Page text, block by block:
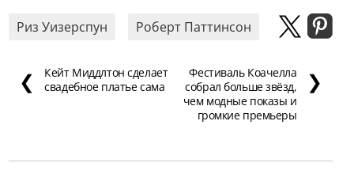
Риз Уизерспун Роберт Паттинсон
❮
Кейт Миддлтон сделает
свадебное платье сама
Фестиваль Коачелла
собрал больше звёзд,
чем модные показы и
громкие премьеры
❯